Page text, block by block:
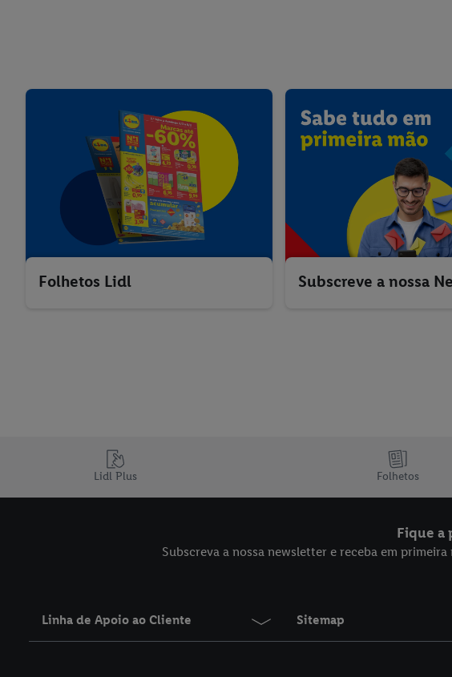
Folhetos Lidl Subscreve a nossa
Lidl Plus Folhetos
Fique a
Subscreva a nossa newsletter e receba em
Linha de Apoio ao Cliente Sitemap